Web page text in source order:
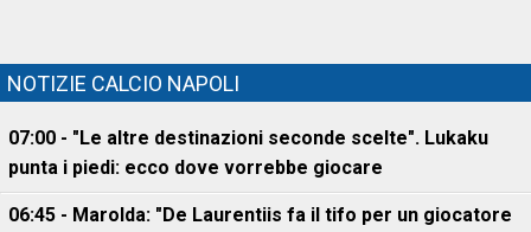
NOTIZIE CALCIO NAPOLI
07:00 - "Le altre destinazioni seconde scelte". Lukaku
punta i piedi: ecco dove vorrebbe giocare
06:45 - Marolda: "De Laurentiis fa il tifo per un giocatore